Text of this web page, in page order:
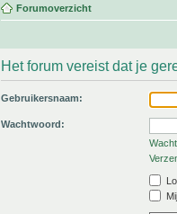
Forumoverzicht
Het forum vereist dat je
Gebruikersnaam:
Wachtwoord: